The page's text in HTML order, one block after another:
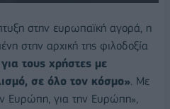
στην ευρωπαϊκή αγορά, η
στην αρχική της φιλοδοξία
τους χρήστες με
σε όλο τον κόσμο». Με
Ευρώπη, για την Ευρώπη»,